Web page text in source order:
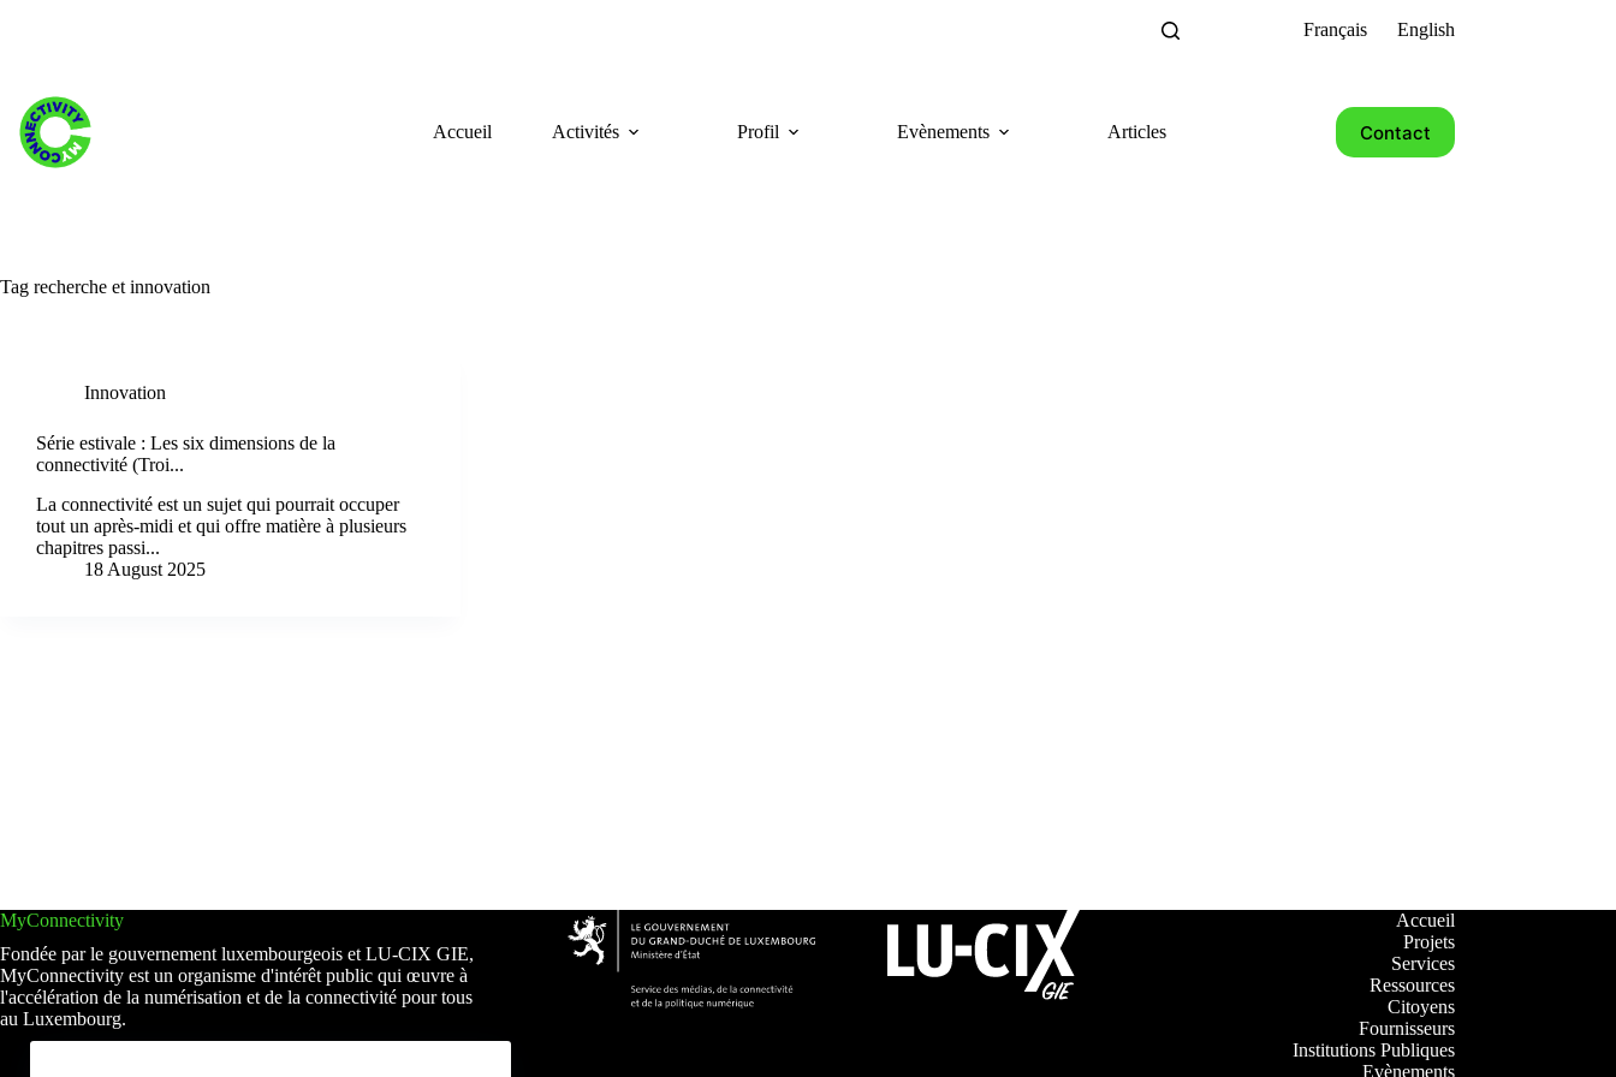
Français English
Accueil Activités Profil Evènements Articles Contact
Tag recherche et innovation
Innovation
Série estivale : Les six dimensions de la
connectivité (Troi...
La connectivité est un sujet qui pourrait occuper
tout un après-midi et qui offre matière à plusieurs
chapitres passi...
18 August 2025
MyConnectivity
Fondée par le gouvernement luxembourgeois et LU-CIX GIE,
MyConnectivity est un organisme d'intérêt public qui œuvre à
l'accélération de la numérisation et de la connectivité pour tous
au Luxembourg.
Accueil
Projets
Services
Ressources
Citoyens
Fournisseurs
Institutions Publiques
Evènements